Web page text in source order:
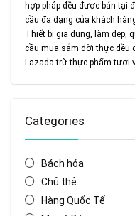
hợp pháp đều được bán tại
cầu đa dạng của khách
Thiết bị gia dụng, làm đẹp,
cầu mua sắm đời thực đều
Lazada trừ thực phẩm tươi
Categories
Bách hóa
Chủ thẻ
Hàng Quốc Tế